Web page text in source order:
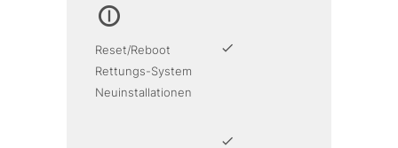
Reset/Reboot
Rettungs-System
Neuinstallationen